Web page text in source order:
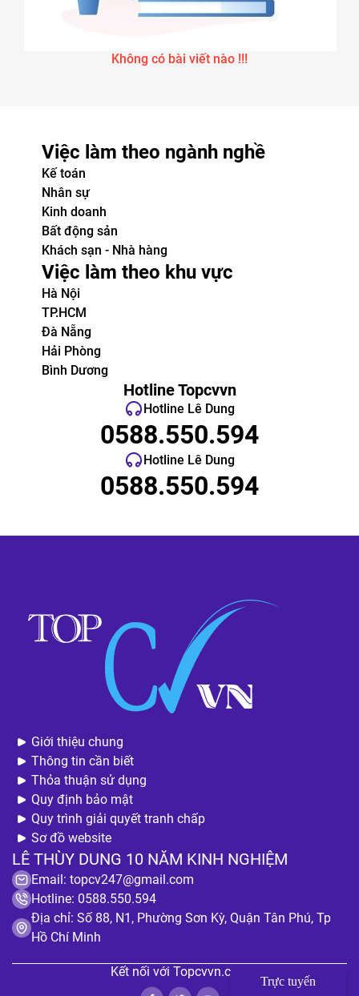
Không có bài viết nào !!!
Việc làm theo ngành nghề
Kế toán
Nhân sự
Kinh doanh
Bất động sản
Khách sạn - Nhà hàng
Việc làm theo khu vực
Hà Nội
TP.HCM
Đà Nẵng
Hải Phòng
Bình Dương
Hotline Topcvvn
Hotline Lê Dung
0588.550.594
Hotline Lê Dung
0588.550.594
Giới thiệu chung
Thông tin cần biết
Thỏa thuận sử dụng
Quy định bảo mật
Quy trình giải quyết tranh chấp
Sơ đồ website
LÊ THÙY DUNG 10 NĂM KINH NGHIỆM
Email: topcv247@gmail.com
Hotline: 0588.550.594
Địa chỉ: Số 88, N1, Phường Sơn Kỳ, Quận Tân Phú, Tp
Hồ Chí Minh
Kết nối với Topcvvn.com
Trực tuyến